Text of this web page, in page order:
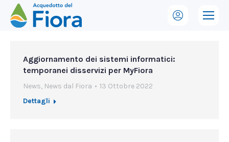
Aggiornamento dei sistemi informatici:
temporanei disservizi per MyFiora
News, News dal Fiora
13 Ottobre 2022
Dettagli